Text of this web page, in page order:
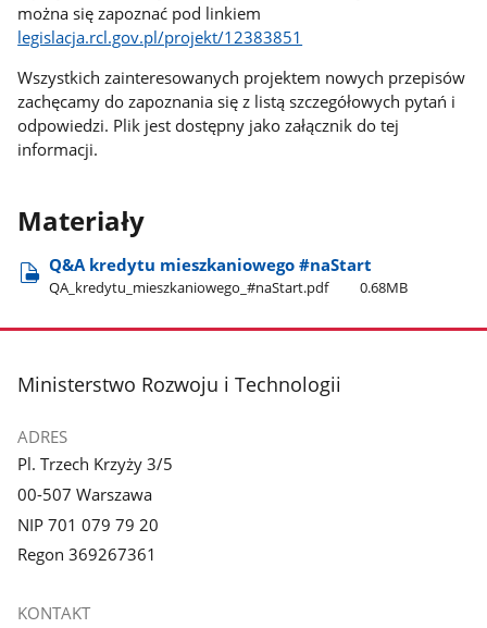
można się zapoznać pod linkiem
legislacja.rcl.gov.pl/projekt/12383851
Wszystkich zainteresowanych projektem nowych przepisów
zachęcamy do zapoznania się z listą szczegółowych pytań i
odpowiedzi. Plik jest dostępny jako załącznik do tej
informacji.
Materiały
Q&A kredytu mieszkaniowego #naStart
QA​_kredytu​_mieszkaniowego​_#naStart.pdf 0.68MB
stopka
Ministerstwo Rozwoju i Technologii
ADRES
Pl. Trzech Krzyży 3/5
00-507 Warszawa
NIP 701 079 79 20
Regon 369267361
KONTAKT